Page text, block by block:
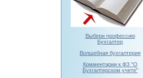
Выбери профессию
Бухгалтер
Волшебная бухгалтерия
Комментарии к ФЗ "О
Бухгалтерском учете"